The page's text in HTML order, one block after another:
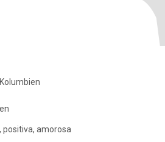
positiva, amorosa